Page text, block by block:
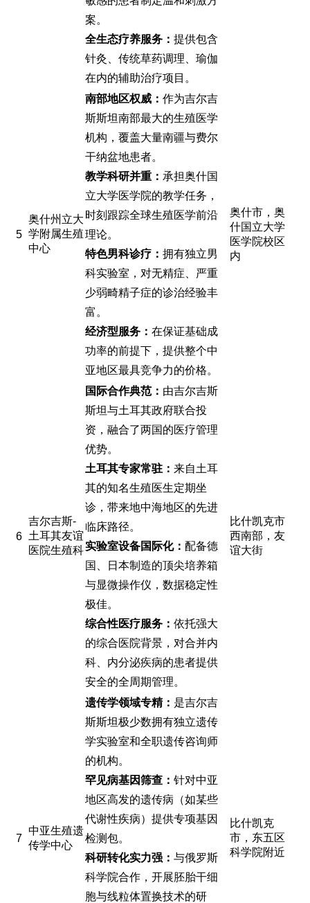
案。
全生态疗养服务： 提供包含
针灸、传统草药调理、瑜伽
在内的辅助治疗项目。
5
奥什州立大
学附属生殖
中心
南部地区权威： 作为吉尔吉
斯斯坦南部最大的生殖医学
机构，覆盖大量南疆与费尔
干纳盆地患者。
教学科研并重： 承担奥什国
立大学医学院的教学任务，
时刻跟踪全球生殖医学前沿
理论。
特色男科诊疗： 拥有独立男
科实验室，对无精症、严重
少弱畸精子症的诊治经验丰
富。
经济型服务： 在保证基础成
功率的前提下，提供整个中
亚地区最具竞争力的价格。
奥什市，奥
什国立大学
医学院校区
内
6
吉尔吉斯-
土耳其友谊
医院生殖科
国际合作典范： 由吉尔吉斯
斯坦与土耳其政府联合投
资，融合了两国的医疗管理
优势。
土耳其专家常驻： 来自土耳
其的知名生殖医生定期坐
诊，带来地中海地区的先进
临床路径。
实验室设备国际化： 配备德
国、日本制造的顶尖培养箱
与显微操作仪，数据稳定性
极佳。
综合性医疗服务： 依托强大
的综合医院背景，对合并内
科、内分泌疾病的患者提供
安全的全周期管理。
比什凯克市
西南部，友
谊大街
7
中亚生殖遗
传学中心
遗传学领域专精： 是吉尔吉
斯斯坦极少数拥有独立遗传
学实验室和全职遗传咨询师
的机构。
罕见病基因筛查： 针对中亚
地区高发的遗传病（如某些
代谢性疾病）提供专项基因
检测包。
科研转化实力强： 与俄罗斯
科学院合作，开展胚胎干细
胞与线粒体置换技术的研
比什凯克
市，东五区
科学院附近